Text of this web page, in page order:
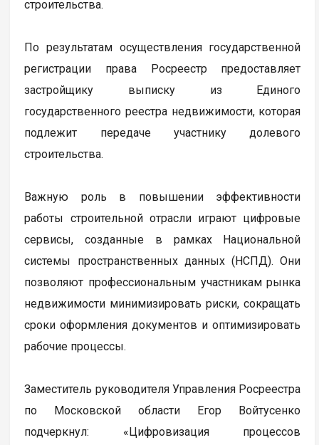
строительства.
По результатам осуществления государственной
регистрации права Росреестр предоставляет
застройщику выписку из Единого
государственного реестра недвижимости, которая
подлежит передаче участнику долевого
строительства.
Важную роль в повышении эффективности
работы строительной отрасли играют цифровые
сервисы, созданные в рамках Национальной
системы пространственных данных (НСПД). Они
позволяют профессиональным участникам рынка
недвижимости минимизировать риски, сокращать
сроки оформления документов и оптимизировать
рабочие процессы.
Заместитель руководителя Управления Росреестра
по Московской области Егор Войтусенко
подчеркнул: «Цифровизация процессов